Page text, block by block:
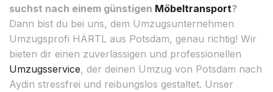
suchst nach einem günstigen Möbeltransport?
Dann bist du bei uns, dem Umzugsunternehmen
Umzugsprofi HÄRTL aus Potsdam, genau richtig! Wir
bieten dir einen zuverlässigen und professionellen
Umzugsservice, der deinen Umzug von Potsdam nach
Aydin stressfrei und reibungslos gestaltet. Unser